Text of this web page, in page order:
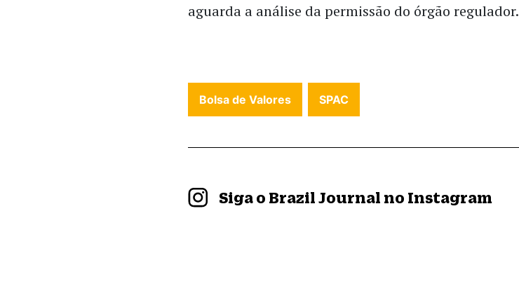
aguarda a análise da permissão do órgão regulador.
Bolsa de Valores SPAC
Siga o Brazil Journal no Instagram